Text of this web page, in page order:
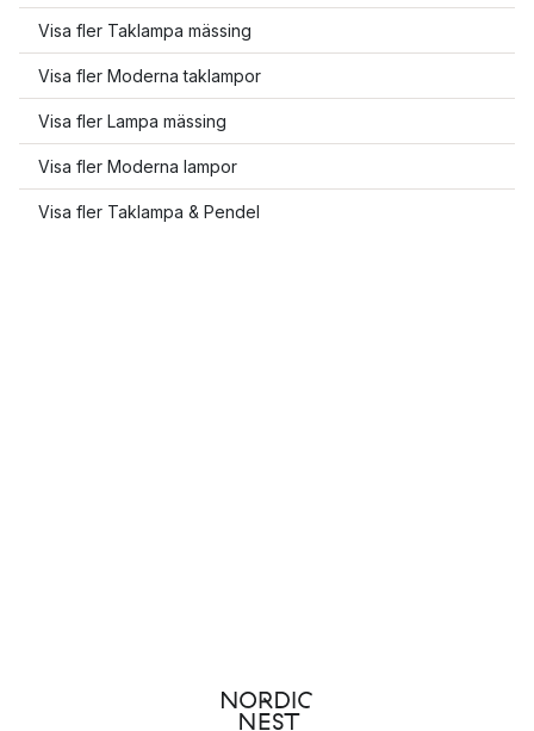
Visa fler Taklampa mässing
Visa fler Moderna taklampor
Visa fler Lampa mässing
Visa fler Moderna lampor
Visa fler Taklampa & Pendel